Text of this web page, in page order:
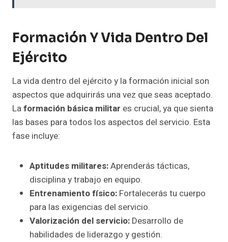
Formación Y Vida Dentro Del
Ejército
La vida dentro del ejército y la formación inicial son
aspectos que adquirirás una vez que seas aceptado.
Laformación básica militar es crucial, ya que sienta
las bases para todos los aspectos del servicio. Esta
fase incluye:
Aptitudes militares:Aprenderás tácticas,
disciplina y trabajo en equipo.
Entrenamiento físico: Fortalecerás tu cuerpo
para las exigencias del servicio.
Valorización del servicio: Desarrollo de
habilidades de liderazgo y gestión.